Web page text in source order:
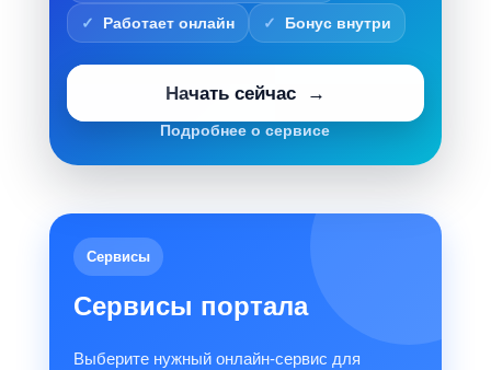
Работает онлайн Бонус внутри
Начать сейчас
Подробнее о сервисе
Сервисы
Сервисы портала
Выберите нужный онлайн-сервис для